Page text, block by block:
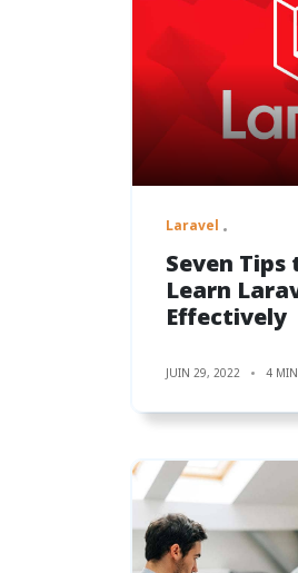
Laravel
Seven Tips
Learn
Effectively
JUIN 29, 2022 4